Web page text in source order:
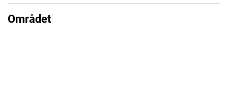
Området